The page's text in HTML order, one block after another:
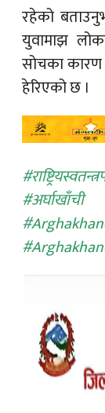
रहेको
युवामाझ
सोचका कारण
हेरिएको छ ।